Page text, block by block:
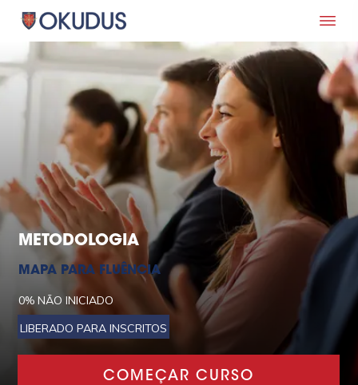
METODOLOGIA
MAPA PARA FLUÊNCIA
0% NÃO INICIADO
LIBERADO PARA INSCRITOS
COMEÇAR CURSO